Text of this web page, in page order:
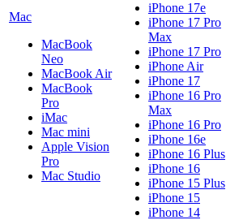
Mac
MacBook
Neo
MacBook Air
MacBook
Pro
iMac
Mac mini
Apple Vision
Pro
Mac Studio
iPhone 17e
iPhone 17 Pro
Max
iPhone 17 Pro
iPhone Air
iPhone 17
iPhone 16 Pro
Max
iPhone 16 Pro
iPhone 16e
iPhone 16 Plus
iPhone 16
iPhone 15 Plus
iPhone 15
iPhone 14